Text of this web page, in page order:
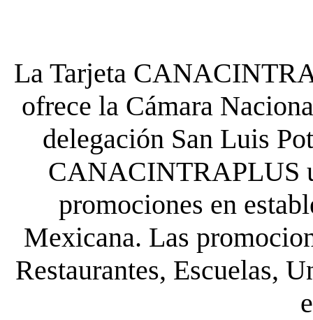
La Tarjeta
ofrece la Cámara
delegación San Luis
CANACINTRAPLUS
promociones en
Mexicana. Las
Restaurantes, Escuelas,